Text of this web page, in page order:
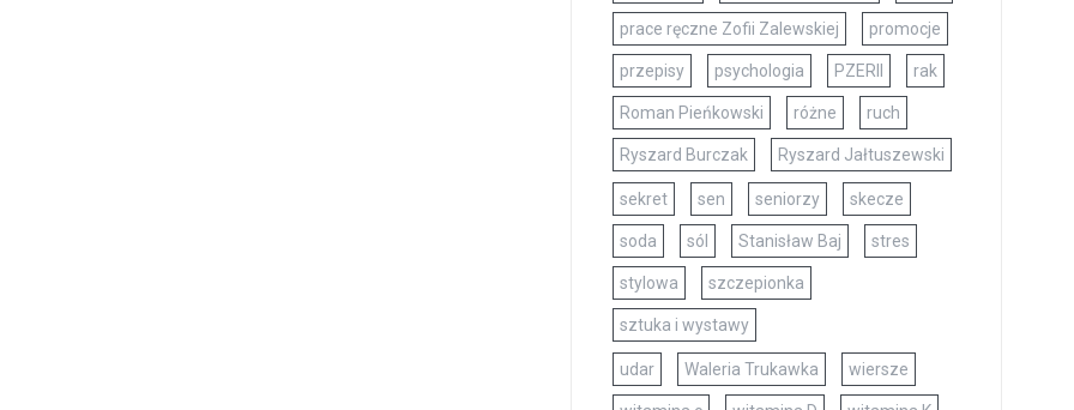
prace ręczne Zofii Zalewskiej promocje
przepisy psychologia PZERII rak
Roman Pieńkowski różne ruch
Ryszard Burczak Ryszard Jałtuszewski
sekret sen seniorzy skecze
soda sól Stanisław Baj stres
stylowa szczepionka
sztuka i wystawy
udar Waleria Trukawka wiersze